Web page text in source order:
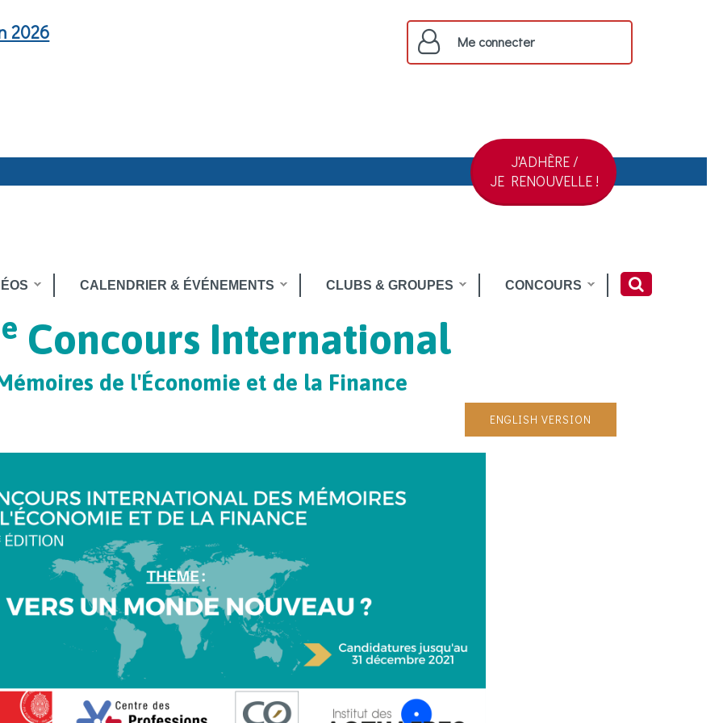
2026 Me connecter
J'ADHÈRE /
JE RENOUVELLE !
CALENDRIER & ÉVÉNEMENTS CLUBS & GROUPES CONCOURS
Concours International
de l'Économie et de la Finance
ENGLISH VERSION